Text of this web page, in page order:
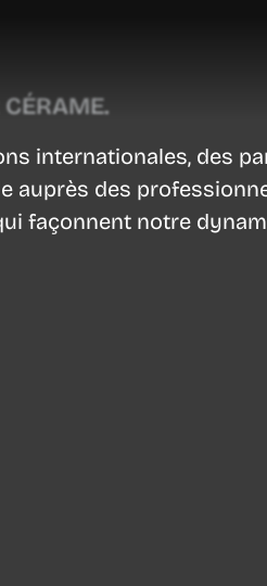
internationales, des
auprès des
façonnent notre